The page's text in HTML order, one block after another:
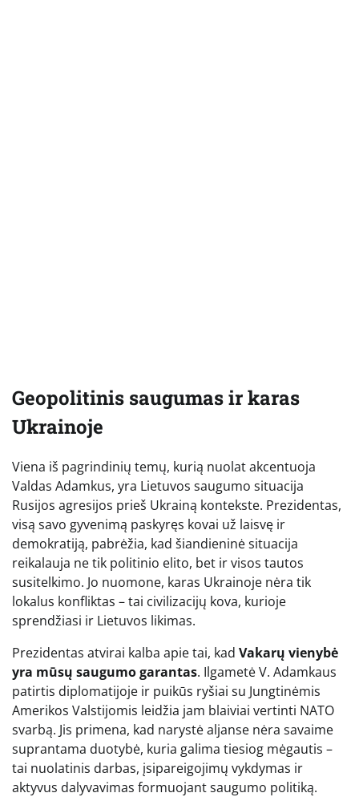
Geopolitinis saugumas ir karas
Ukrainoje
Viena iš pagrindinių temų, kurią nuolat akcentuoja
Valdas Adamkus, yra Lietuvos saugumo situacija
Rusijos agresijos prieš Ukrainą kontekste. Prezidentas,
visą savo gyvenimą paskyręs kovai už laisvę ir
demokratiją, pabrėžia, kad šiandieninė situacija
reikalauja ne tik politinio elito, bet ir visos tautos
susitelkimo. Jo nuomone, karas Ukrainoje nėra tik
lokalus konfliktas – tai civilizacijų kova, kurioje
sprendžiasi ir Lietuvos likimas.
Prezidentas atvirai kalba apie tai, kad Vakarų vienybė
yra mūsų saugumo garantas. Ilgametė V. Adamkaus
patirtis diplomatijoje ir puikūs ryšiai su Jungtinėmis
Amerikos Valstijomis leidžia jam blaiviai vertinti NATO
svarbą. Jis primena, kad narystė aljanse nėra savaime
suprantama duotybė, kuria galima tiesiog mėgautis –
tai nuolatinis darbas, įsipareigojimų vykdymas ir
aktyvus dalyvavimas formuojant saugumo politiką.